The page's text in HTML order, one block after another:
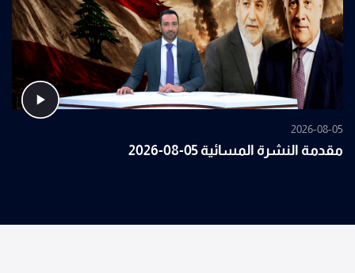
2026-08-05
مقدمة النشرة المسائية 05-08-2026